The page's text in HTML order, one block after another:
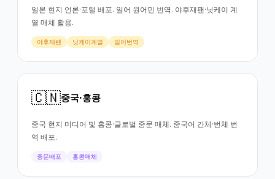
일본 현지 언론·포털 배포. 일어 원어민 번역. 야후재팬·닛케이 계
열 매체 활용.
야후재팬 닛케이계열 일어번역
🇨🇳중국·홍콩
중국 현지 미디어 및 홍콩·글로벌 중문 매체. 중국어 간체·번체 번
역 배포.
중문배포 홍콩매체